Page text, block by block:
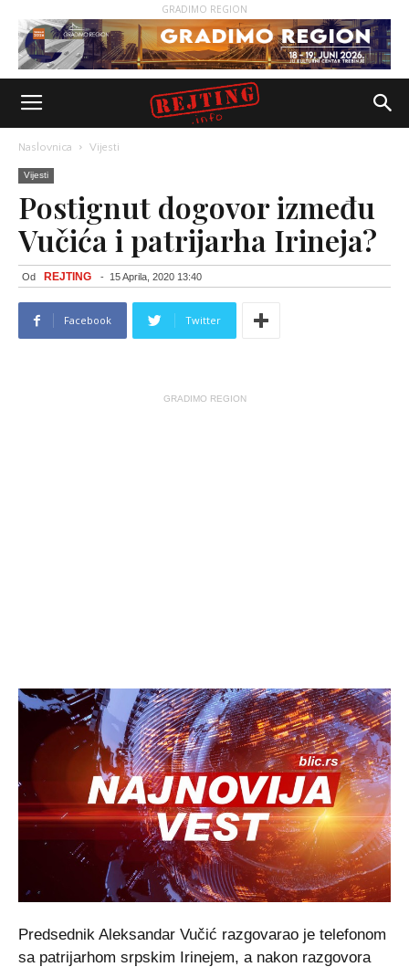
GRADIMO REGION
Naslovnica Vijesti
Vijesti
Postignut dogovor između
Vučića i patrijarha Irineja?
Od REJTING - 15 Aprila, 2020 13:40
Facebook Twitter
GRADIMO REGION
Predsednik Aleksandar Vučić razgovarao je telefonom
sa patrijarhom srpskim Irinejem, a nakon razgovora